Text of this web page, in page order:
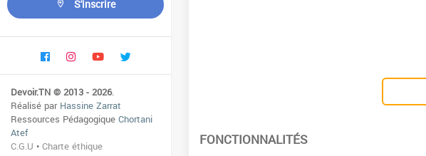
S'inscrire
Devoir.TN © 2013 - 2026.
Réalisé parHassine Zarrat
Ressources PédagogiqueChortani
Atef
C.G.U •Charte éthique FONCTIONNALITÉS